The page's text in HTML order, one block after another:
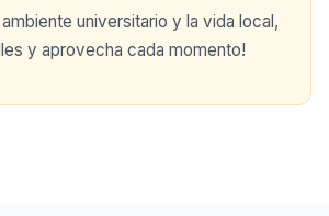
universitario y la vida local,
y aprovecha cada momento!